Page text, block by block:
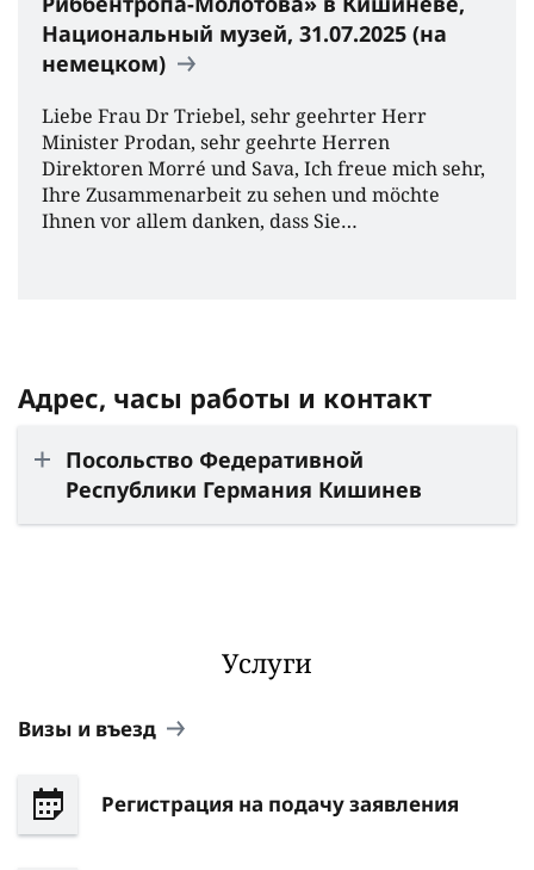
Национальный музей, 31.07.2025 (на
немецком)
Liebe Frau Dr Triebel, sehr geehrter Herr
Minister Prodan, sehr geehrte Herren
Direktoren Morré und Sava, Ich freue mich sehr,
Ihre Zusammenarbeit zu sehen und möchte
Ihnen vor allem danken, dass Sie…
Адрес, часы работы и контакт
Посольство Федеративной
Республики Германия Кишинев
Услуги
Визы и въезд
Регистрация на подачу заявления